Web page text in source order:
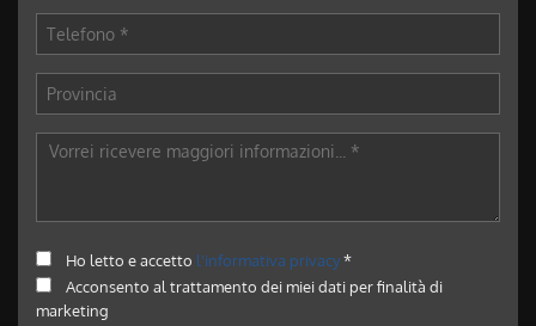
Ho letto e accetto l'informativa privacy*
Acconsento al trattamento dei miei dati per finalità di
marketing